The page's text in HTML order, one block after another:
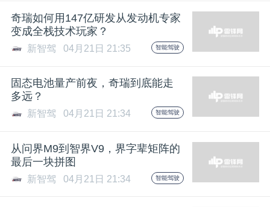
GAIR
专
题
搞
奇瑞如何用147亿研发从发动机专家
变成全栈技术玩家？
新智驾 04月21日 21:35 智能驾驶
固态电池量产前夜，奇瑞到底能走
多远？
新智驾 04月21日 21:34 智能驾驶
从问界M9到智界V9，界字辈矩阵的
最后一块拼图
新智驾 04月21日 21:34 智能驾驶